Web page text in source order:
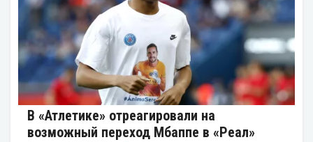
В «Атлетике» отреагировали на
возможный переход Мбаппе в «Реал»